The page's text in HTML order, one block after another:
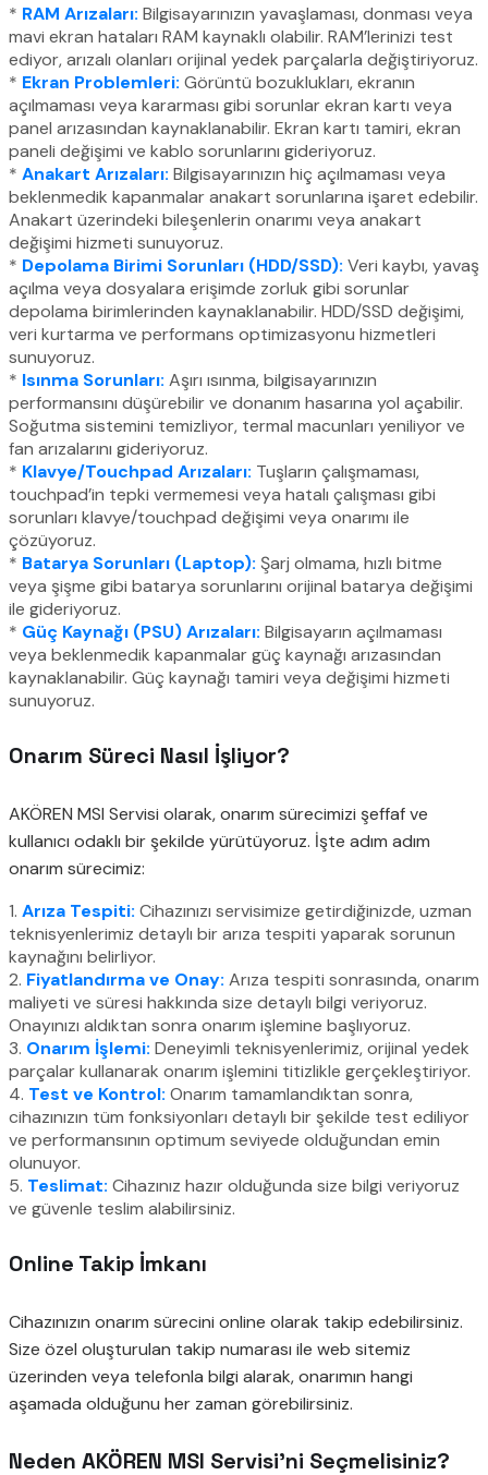
* RAM Arızaları: Bilgisayarınızın yavaşlaması, donması veya
mavi ekran hataları RAM kaynaklı olabilir. RAM’lerinizi test
ediyor, arızalı olanları orijinal yedek parçalarla değiştiriyoruz.
* Ekran Problemleri: Görüntü bozuklukları, ekranın
açılmaması veya kararması gibi sorunlar ekran kartı veya
panel arızasından kaynaklanabilir. Ekran kartı tamiri, ekran
paneli değişimi ve kablo sorunlarını gideriyoruz.
* Anakart Arızaları: Bilgisayarınızın hiç açılmaması veya
beklenmedik kapanmalar anakart sorunlarına işaret edebilir.
Anakart üzerindeki bileşenlerin onarımı veya anakart
değişimi hizmeti sunuyoruz.
* Depolama Birimi Sorunları (HDD/SSD): Veri kaybı, yavaş
açılma veya dosyalara erişimde zorluk gibi sorunlar
depolama birimlerinden kaynaklanabilir. HDD/SSD değişimi,
veri kurtarma ve performans optimizasyonu hizmetleri
sunuyoruz.
* Isınma Sorunları: Aşırı ısınma, bilgisayarınızın
performansını düşürebilir ve donanım hasarına yol açabilir.
Soğutma sistemini temizliyor, termal macunları yeniliyor ve
fan arızalarını gideriyoruz.
* Klavye/Touchpad Arızaları: Tuşların çalışmaması,
touchpad’in tepki vermemesi veya hatalı çalışması gibi
sorunları klavye/touchpad değişimi veya onarımı ile
çözüyoruz.
* Batarya Sorunları (Laptop): Şarj olmama, hızlı bitme
veya şişme gibi batarya sorunlarını orijinal batarya değişimi
ile gideriyoruz.
* Güç Kaynağı (PSU) Arızaları: Bilgisayarın açılmaması
veya beklenmedik kapanmalar güç kaynağı arızasından
kaynaklanabilir. Güç kaynağı tamiri veya değişimi hizmeti
sunuyoruz.
Onarım Süreci Nasıl İşliyor?
AKÖREN MSI Servisi olarak, onarım sürecimizi şeffaf ve
kullanıcı odaklı bir şekilde yürütüyoruz. İşte adım adım
onarım sürecimiz:
1. Arıza Tespiti: Cihazınızı servisimize getirdiğinizde, uzman
teknisyenlerimiz detaylı bir arıza tespiti yaparak sorunun
kaynağını belirliyor.
2. Fiyatlandırma ve Onay: Arıza tespiti sonrasında, onarım
maliyeti ve süresi hakkında size detaylı bilgi veriyoruz.
Onayınızı aldıktan sonra onarım işlemine başlıyoruz.
3. Onarım İşlemi: Deneyimli teknisyenlerimiz, orijinal yedek
parçalar kullanarak onarım işlemini titizlikle gerçekleştiriyor.
4. Test ve Kontrol: Onarım tamamlandıktan sonra,
cihazınızın tüm fonksiyonları detaylı bir şekilde test ediliyor
ve performansının optimum seviyede olduğundan emin
olunuyor.
5. Teslimat: Cihazınız hazır olduğunda size bilgi veriyoruz
ve güvenle teslim alabilirsiniz.
Online Takip İmkanı
Cihazınızın onarım sürecini online olarak takip edebilirsiniz.
Size özel oluşturulan takip numarası ile web sitemiz
üzerinden veya telefonla bilgi alarak, onarımın hangi
aşamada olduğunu her zaman görebilirsiniz.
Neden AKÖREN MSI Servisi’ni Seçmelisiniz?